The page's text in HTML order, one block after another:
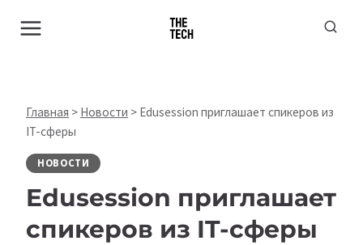
Главная > Новости > Edusession приглашает спикеров из
IT-сферы
НОВОСТИ
Edusession приглашает
спикеров из IT-сферы